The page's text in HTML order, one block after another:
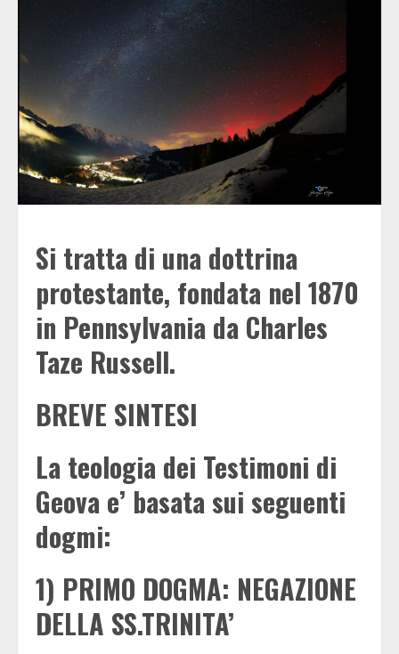
Si tratta di una dottrina
protestante, fondata nel 1870
in Pennsylvania da Charles
Taze Russell.
BREVE SINTESI
La teologia dei Testimoni di
Geova e’ basata sui seguenti
dogmi:
1) PRIMO DOGMA: NEGAZIONE
DELLA SS.TRINITA’